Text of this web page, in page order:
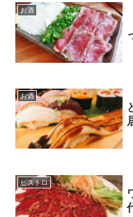
お酒
お酒
ビストロ